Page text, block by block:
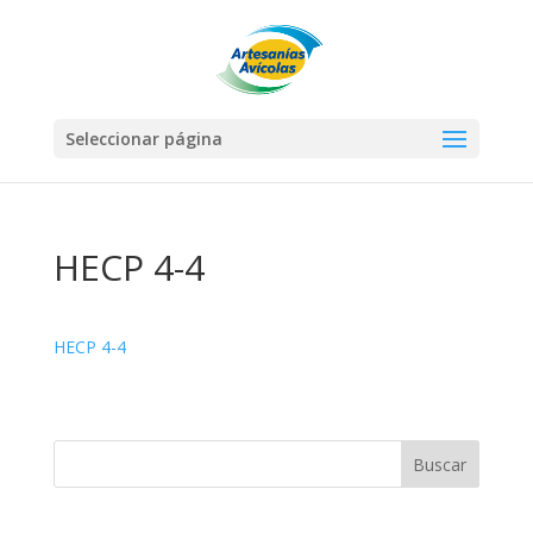
Seleccionar página
HECP 4-4
HECP 4-4